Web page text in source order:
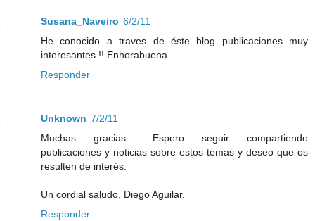
Susana_Naveiro 6/2/11
He conocido a traves de éste blog publicaciones muy
interesantes.!! Enhorabuena
Responder
Unknown 7/2/11
Muchas gracias... Espero seguir compartiendo
publicaciones y noticias sobre estos temas y deseo que os
resulten de interés.
Un cordial saludo. Diego Aguilar.
Responder